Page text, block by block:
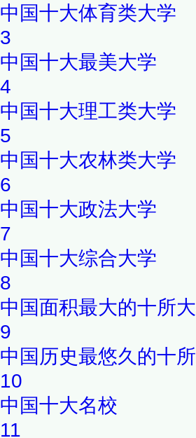
中国十大体育类大学
3
中国十大最美大学
4
中国十大理工类大学
5
中国十大农林类大学
6
中国十大政法大学
7
中国十大综合大学
8
中国面积最大的十所
9
中国历史最悠久的十
10
中国十大名校
11